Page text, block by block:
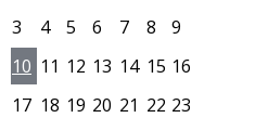
3
4 5 6 7 8
9
10 11 12 13 14 15 16
17 18 19 20 21 22 23